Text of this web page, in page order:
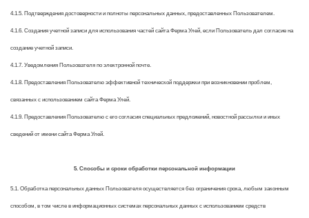
4.1.5. Подтверждения достоверности и полноты персональных данных, предоставленных Пользователем.
4.1.6. Создания учетной записи для использования частей сайта Ферма Улей, если Пользователь дал согласие на
создание учетной записи.
4.1.7. Уведомления Пользователя по электронной почте.
4.1.8. Предоставления Пользователю эффективной технической поддержки при возникновении проблем,
связанных с использованием сайта Ферма Улей.
4.1.9. Предоставления Пользователю с его согласия специальных предложений, новостной рассылки и иных
сведений от имени сайта Ферма Улей.
5. Способы и сроки обработки персональной информации
5.1. Обработка персональных данных Пользователя осуществляется без ограничения срока, любым законным
способом, в том числе в информационных системах персональных данных с использованием средств